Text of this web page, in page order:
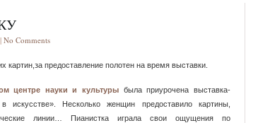
No Comments
картин,за предоставление полотен на время выставки.
центре науки и культуры была приурочена выставка-
Несколько женщин предоставило картины,
линии… Пианистка играла свои ощущения по